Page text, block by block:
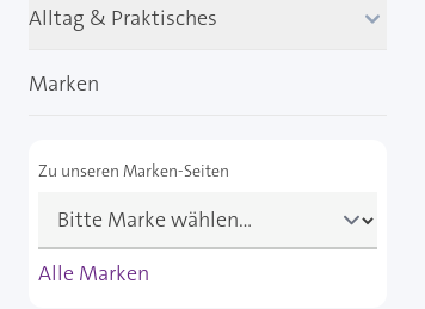
Alltag & Praktisches
Marken
Zu unseren Marken-Seiten
Alle Marken